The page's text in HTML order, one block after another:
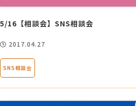
5/16【相談会】SNS相談会
2017.04.27
SNS相談会